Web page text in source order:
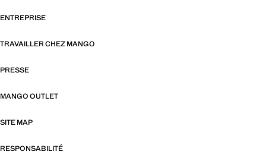
ENTREPRISE
TRAVAILLER CHEZ MANGO
PRESSE
MANGO OUTLET
SITE MAP
RESPONSABILITÉ